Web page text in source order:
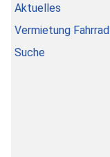
Aktuelles
Vermietung Fahrrad
Suche